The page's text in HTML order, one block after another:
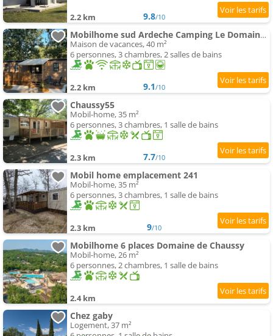
2.2 km 9.8/10
Mobilhome sud Ardeche Camping Le Domaine de Chaussy
Maison de vacances, 40 m²
6 personnes, 3 chambres, 2 salles de bains
2.2 km 9.1/10
Chaussy55
Mobil-home, 35 m²
6 personnes, 3 chambres, 1 salle de bains
2.3 km 7.7/10
Mobil home emplacement 241
Mobil-home, 35 m²
6 personnes, 3 chambres, 1 salle de bains
2.3 km 9/10
Mobilhome 6 places Domaine de Chaussy
Mobil-home, 26 m²
6 personnes, 2 chambres, 1 salle de bains
2.4 km
Chez gaby
Logement, 37 m²